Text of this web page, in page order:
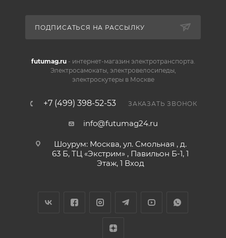
ПОДПИСАТЬСЯ НА РАССЫЛКУ
futumag.ru- интернет-магазин электротранспорта.
Электросамокаты, электровелосипеды,
электроскутеры в Москве
+7 (499) 398-52-53 ЗАКАЗАТЬ ЗВОНОК
info@futumag24.ru
Шоурум: Москва, ул. Смольная , д.
63 Б, ТЦ «Экстрим» , Павильон Б-1, 1
Этаж, 1 Вход